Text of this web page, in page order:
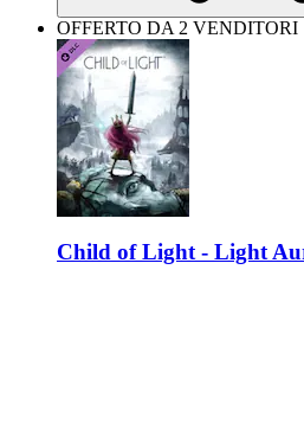
OFFERTO DA 2 VENDITORI
Child of Light - Light